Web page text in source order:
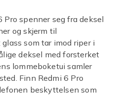
spenner seg fra deksel
og skjerm til
som tar imod riper i
deksel med forsterket
lommeboketui samler
Finn Redmi 6 Pro
beskyttelsen som